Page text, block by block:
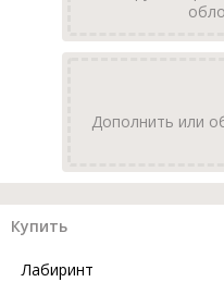
Дополнить или
Купить
Лабиринт